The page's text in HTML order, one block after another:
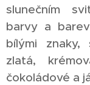
slunečním
barvy a
bílými znaky,
zlatá,
čokoládové a